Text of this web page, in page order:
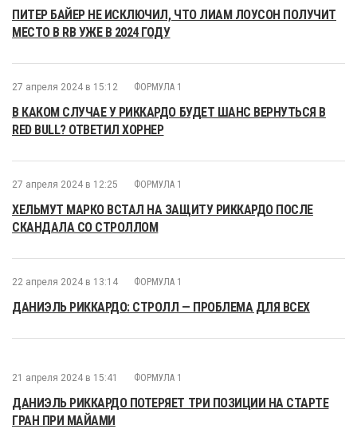
ПИТЕР БАЙЕР НЕ ИСКЛЮЧИЛ, ЧТО ЛИАМ ЛОУСОН ПОЛУЧИТ
МЕСТО В RB УЖЕ В 2024 ГОДУ
27 апреля 2024 в 15:12 ФОРМУЛА 1
В КАКОМ СЛУЧАЕ У РИККАРДО БУДЕТ ШАНС ВЕРНУТЬСЯ В
RED BULL? ОТВЕТИЛ ХОРНЕР
27 апреля 2024 в 12:25 ФОРМУЛА 1
ХЕЛЬМУТ МАРКО ВСТАЛ НА ЗАЩИТУ РИККАРДО ПОСЛЕ
СКАНДАЛА СО СТРОЛЛОМ
22 апреля 2024 в 13:14 ФОРМУЛА 1
ДАНИЭЛЬ РИККАРДО: СТРОЛЛ — ПРОБЛЕМА ДЛЯ ВСЕХ
21 апреля 2024 в 15:41 ФОРМУЛА 1
ДАНИЭЛЬ РИККАРДО ПОТЕРЯЕТ ТРИ ПОЗИЦИИ НА СТАРТЕ
ГРАН ПРИ МАЙАМИ